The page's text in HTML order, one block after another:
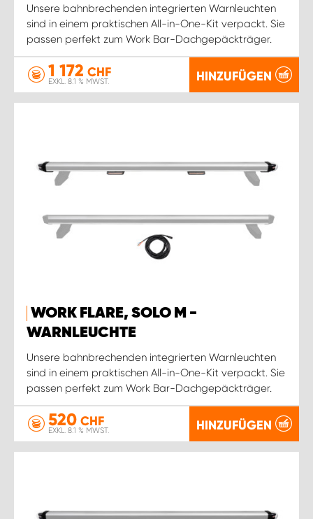
Unsere bahnbrechenden integrierten Warnleuchten
sind in einem praktischen All-in-One-Kit verpackt. Sie
passen perfekt zum Work Bar-Dachgepäckträger.
1 172 CHF
EXKL. 8.1 % MWST. HINZUFÜGEN
WORK FLARE, SOLO M -
WARNLEUCHTE
Unsere bahnbrechenden integrierten Warnleuchten
sind in einem praktischen All-in-One-Kit verpackt. Sie
passen perfekt zum Work Bar-Dachgepäckträger.
520 CHF
EXKL. 8.1 % MWST. HINZUFÜGEN